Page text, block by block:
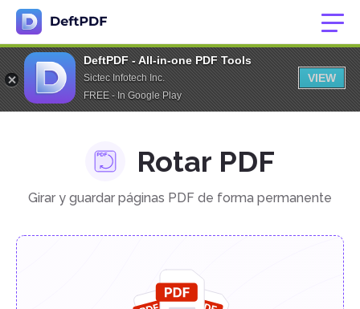
DeftPDF - All-in-one PDF Tools
Sictec Infotech Inc.
FREE - In Google Play
VIEW
Rotar PDF
Girar y guardar páginas PDF de forma permanente